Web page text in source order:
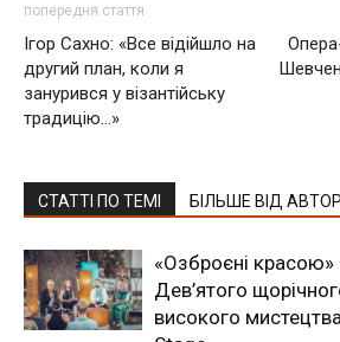
попередня стаття
Ігор Сахно: «Все відійшло на
другий план, коли я
занурився у візантійську
традицію…»
СТАТТІ ПО ТЕМІ БІЛЬШЕ ВІД
«Озброєні красою»
Дев’ятого
високого